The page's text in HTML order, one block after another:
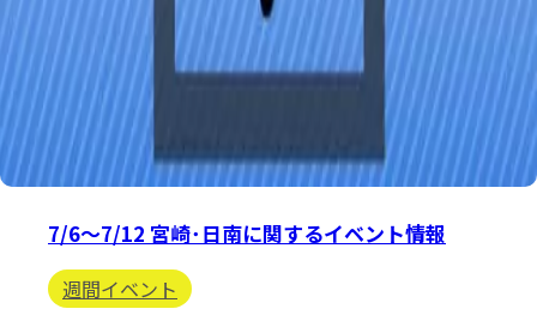
7/6〜7/12 宮崎･日南に関するイベント情報
週間イベント